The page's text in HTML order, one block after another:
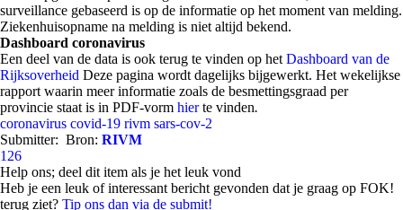
surveillance gebaseerd is op de informatie op het moment van melding.
Ziekenhuisopname na melding is niet altijd bekend.
Dashboard coronavirus
Een deel van de data is ook terug te vinden op het Dashboard van de
Rijksoverheid Deze pagina wordt dagelijks bijgewerkt. Het wekelijkse
rapport waarin meer informatie zoals de besmettingsgraad per
provincie staat is in PDF-vorm hierte vinden.
coronavirus covid-19 rivm sars-cov-2
Submitter: Bron: RIVM
126
Help ons; deel dit item als je het leuk vond
Heb je een leuk of interessant bericht gevonden dat je graag op FOK!
terug ziet? Tip ons dan via de submit!